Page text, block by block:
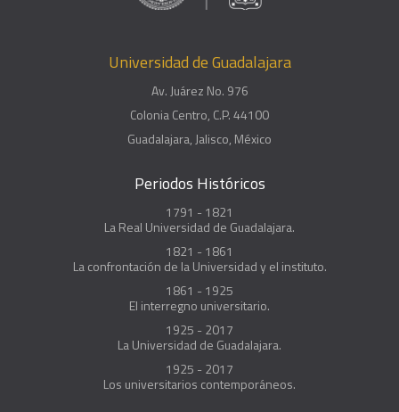
Universidad de Guadalajara
Av. Juárez No. 976
Colonia Centro, C.P. 44100
Guadalajara, Jalisco, México
Periodos Históricos
1791 - 1821
La Real Universidad de Guadalajara.
1821 - 1861
La confrontación de la Universidad y el instituto.
1861 - 1925
El interregno universitario.
1925 - 2017
La Universidad de Guadalajara.
1925 - 2017
Los universitarios contemporáneos.